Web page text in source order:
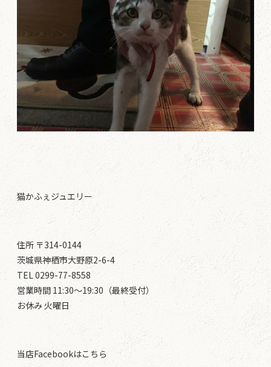
猫かふぇジュエリー
住所 〒314-0144
茨城県神栖市大野原2-6-4
TEL 0299-77-8558
営業時間 11:30～19:30（最終受付）
お休み 火曜日
当店Facebookはこちら